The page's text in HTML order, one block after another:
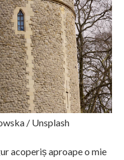
/ Unsplash
acoperiș aproape o mie